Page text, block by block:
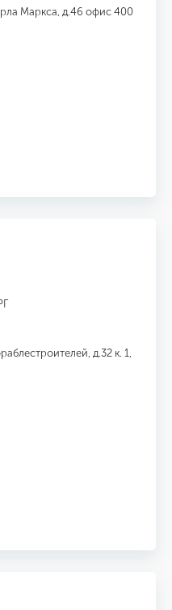
Маркса, д.46 офис 400
д.32 к. 1,